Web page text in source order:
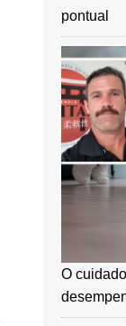
pontual
O